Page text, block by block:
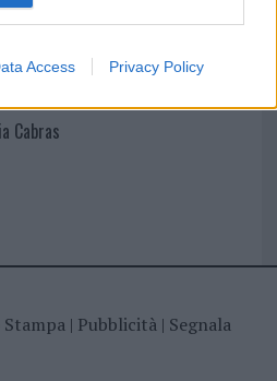
Access Privacy Policy
Cabras
| Pubblicità| Segnala